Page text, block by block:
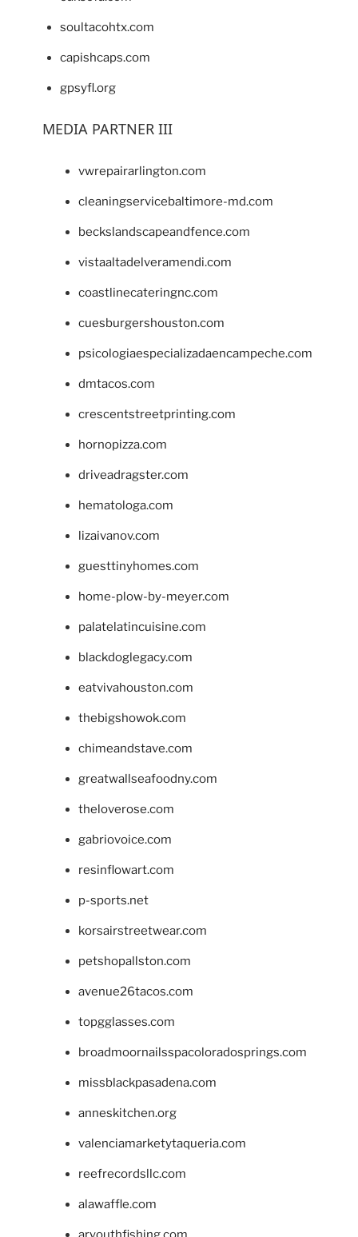
soultacohtx.com
capishcaps.com
gpsyfl.org
MEDIA PARTNER III
vwrepairarlington.com
cleaningservicebaltimore-md.com
beckslandscapeandfence.com
vistaaltadelveramendi.com
coastlinecateringnc.com
cuesburgershouston.com
psicologiaespecializadaencampeche.com
dmtacos.com
crescentstreetprinting.com
hornopizza.com
driveadragster.com
hematologa.com
lizaivanov.com
guesttinyhomes.com
home-plow-by-meyer.com
palatelatincuisine.com
blackdoglegacy.com
eatvivahouston.com
thebigshowok.com
chimeandstave.com
greatwallseafoodny.com
theloverose.com
gabriovoice.com
resinflowart.com
p-sports.net
korsairstreetwear.com
petshopallston.com
avenue26tacos.com
topgglasses.com
broadmoornailsspacoloradosprings.com
missblackpasadena.com
anneskitchen.org
valenciamarketytaqueria.com
reefrecordsllc.com
alawaffle.com